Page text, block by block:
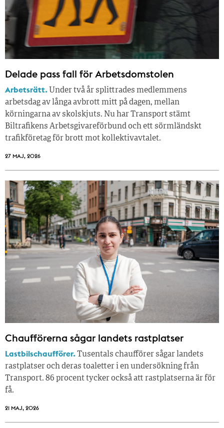
Delade pass fall för Arbetsdomstolen
Arbetsrätt. Under två år splittrades medlemmens
arbetsdag av långa avbrott mitt på dagen, mellan
körningarna av skolskjuts. Nu har Transport stämt
Biltrafikens Arbetsgivareförbund och ett sörmländskt
trafikföretag för brott mot kollektivavtalet.
27 MAJ, 2026
Chaufförerna sågar landets rastplatser
Lastbilschaufförer.Tusentals chaufförer sågar landets
rastplatser och deras toaletter i en undersökning från
Transport. 86 procent tycker också att rastplatserna är för
få.
21 MAJ, 2026